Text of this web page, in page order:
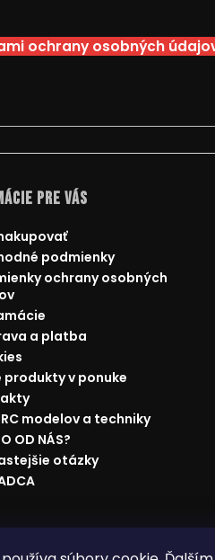
ochrany osobných
pre Vás
podmienky
ochrany osobných
a platba
produkty v ponuke
modelov a techniky
OD NÁS?
otázky
Doprava a platba